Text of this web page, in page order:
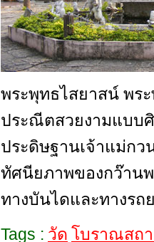
พระพุทธไสยาสน์ พร
ประณีตสวยงามแบบ
ประดิษฐานเจ้าแม่ก
ทัศนียภาพของกว๊านพ
ทางบันไดและทางร
Tags : วัด โบราณสถ